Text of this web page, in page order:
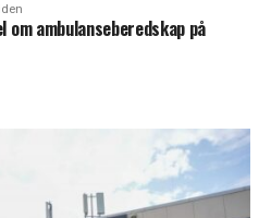
om ambulanseberedskap på